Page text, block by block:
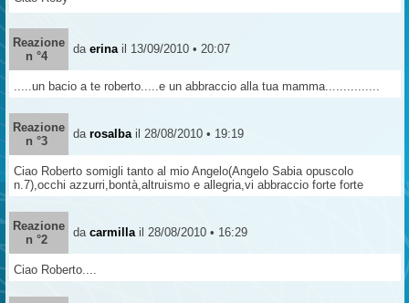
Reazione
n °4
da erina il 13/09/2010 • 20:07
.....un bacio a te roberto.....e un abbraccio alla tua mamma...............
Reazione
n °3
da rosalba il 28/08/2010 • 19:19
Ciao Roberto somigli tanto al mio Angelo(Angelo Sabia opuscolo
n.7),occhi azzurri,bontà,altruismo e allegria,vi abbraccio forte forte
Reazione
n °2
da carmilla il 28/08/2010 • 16:29
Ciao Roberto....